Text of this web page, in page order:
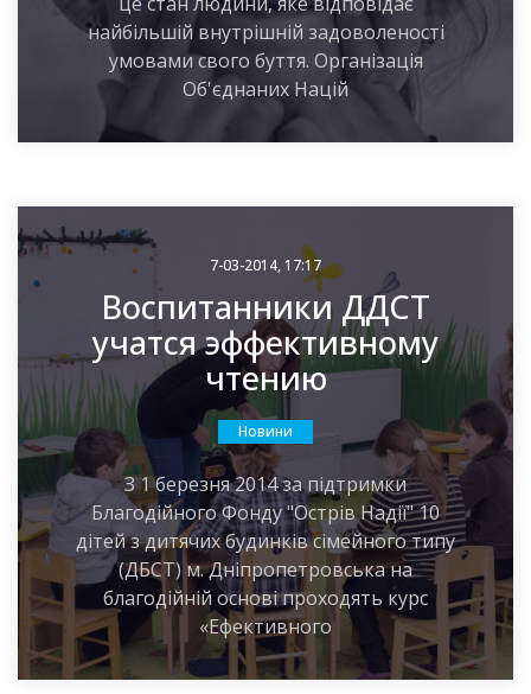
найбільшій внутрішній задоволеності
умовами свого буття. Організація
Об'єднаних Націй
7-03-2014, 17:17
Воспитанники ДДСТ
учатся эффективному
чтению
Новини
З 1 березня 2014 за підтримки
Благодійного Фонду "Острів Надії" 10
дітей з дитячих будинків сімейного типу
(ДБСТ) м. Дніпропетровська на
благодійній основі проходять курс
«Ефективного